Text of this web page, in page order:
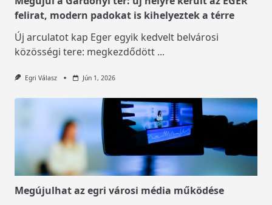
felirat, modern padokat is kihelyeztek a térre
Új arculatot kap Eger egyik kedvelt belvárosi
közösségi tere: megkezdődött ...
Egri Válasz Jún 1, 2026
Megújulhat az egri városi média működése